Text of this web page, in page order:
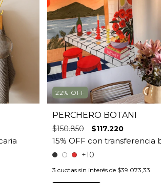
22% OFF
PERCHERO BOTANI
$150.850 $117.220
+10
3 cuotas sin interés de $39.073,33